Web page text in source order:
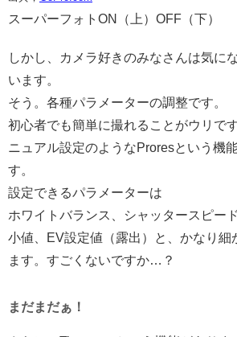
スーパーフォトON（上）OFF（下）
しかし、カメラ好きのみなさんは気に
います。
そう。各種パラメーターの調整です。
初心者でも簡単に撮れることがウリで
ニュアル設定のようなProresという機
す。
設定できるパラメーターは
ホワイトバランス、シャッタースピー
小値、EV設定値（露出）と、かなり細
ます。すごくないですか…？
まだまだぁ！